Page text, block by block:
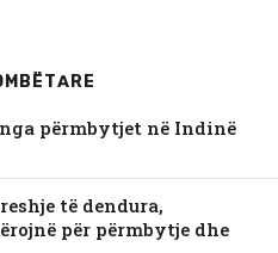
përmbytjet në Indinë
të dendura,
për përmbytje dhe